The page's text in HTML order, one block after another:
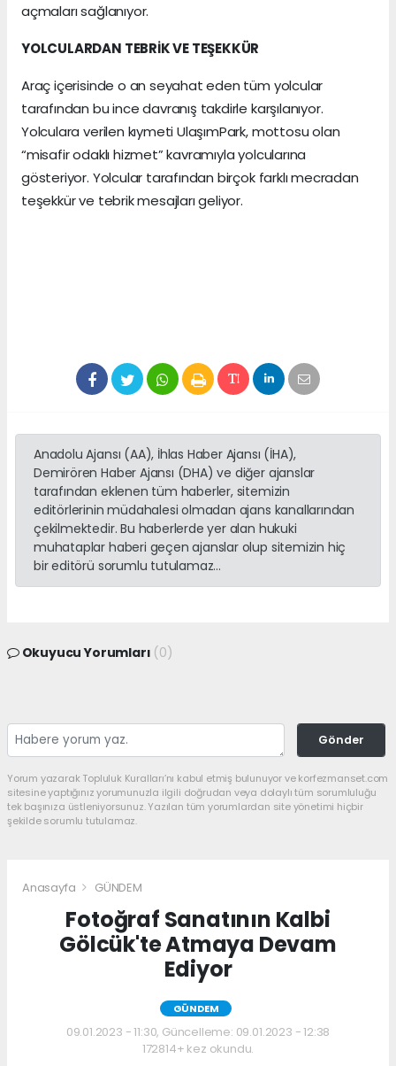
açmaları sağlanıyor.
YOLCULARDAN TEBRİK VE TEŞEKKÜR
Araç içerisinde o an seyahat eden tüm yolcular
tarafından bu ince davranış takdirle karşılanıyor.
Yolculara verilen kıymeti UlaşımPark, mottosu olan
“misafir odaklı hizmet” kavramıyla yolcularına
gösteriyor. Yolcular tarafından birçok farklı mecradan
teşekkür ve tebrik mesajları geliyor.
Anadolu Ajansı (AA), İhlas Haber Ajansı (İHA),
Demirören Haber Ajansı (DHA) ve diğer ajanslar
tarafından eklenen tüm haberler, sitemizin
editörlerinin müdahalesi olmadan ajans kanallarından
çekilmektedir. Bu haberlerde yer alan hukuki
muhataplar haberi geçen ajanslar olup sitemizin hiç
bir editörü sorumlu tutulamaz...
Okuyucu Yorumları (0)
Gönder
Yorum yazarak Topluluk Kuralları’nı kabul etmiş bulunuyor ve korfezmanset.com
sitesine yaptığınız yorumunuzla ilgili doğrudan veya dolaylı tüm sorumluluğu
tek başınıza üstleniyorsunuz. Yazılan tüm yorumlardan site yönetimi hiçbir
şekilde sorumlu tutulamaz.
Anasayfa GÜNDEM
Fotoğraf Sanatının Kalbi
Gölcük'te Atmaya Devam
Ediyor
GÜNDEM
09.01.2023 - 11:30, Güncelleme: 09.01.2023 - 12:38
172814+ kez okundu.